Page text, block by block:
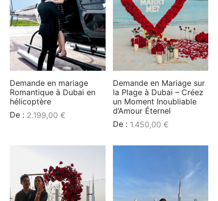
Demande en mariage
Romantique à Dubai en
hélicoptère
De : 2.199,00 €
Demande en Mariage sur
la Plage à Dubai – Créez
un Moment Inoubliable
d’Amour Éternel
De : 1.450,00 €